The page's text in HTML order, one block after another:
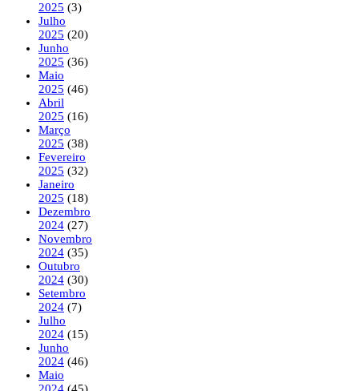
2025 (3)
Julho
2025 (20)
Junho
2025 (36)
Maio
2025 (46)
Abril
2025 (16)
Março
2025 (38)
Fevereiro
2025 (32)
Janeiro
2025 (18)
Dezembro
2024 (27)
Novembro
2024 (35)
Outubro
2024 (30)
Setembro
2024 (7)
Julho
2024 (15)
Junho
2024 (46)
Maio